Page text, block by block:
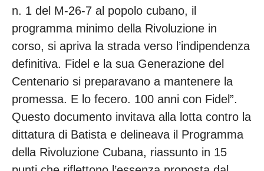
n. 1 del M-26-7 al popolo cubano, il
programma minimo della Rivoluzione in
corso, si apriva la strada verso l’indipendenza
definitiva. Fidel e la sua Generazione del
Centenario si preparavano a mantenere la
promessa. E lo fecero. 100 anni con Fidel”.
Questo documento invitava alla lotta contro la
dittatura di Batista e delineava il Programma
della Rivoluzione Cubana, riassunto in 15